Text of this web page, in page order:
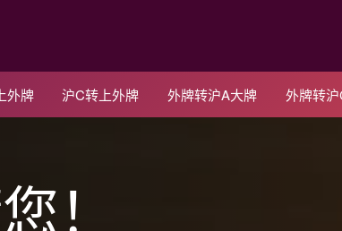
外牌 沪C转上外牌 外牌转沪A大牌 外牌转
！